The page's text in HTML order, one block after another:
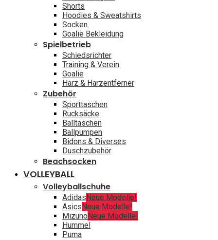
Shorts
Hoodies & Sweatshirts
Socken
Goalie Bekleidung
Spielbetrieb
Schiedsrichter
Training & Verein
Goalie
Harz & Harzentferner
Zubehör
Sporttaschen
Rucksäcke
Balltaschen
Ballpumpen
Bidons & Diverses
Duschzubehör
Beachsocken
VOLLEYBALL
Volleyballschuhe
AdidasNeue Modelle!
AsicsNeue Modelle!
MizunoNeue Modelle!
Hummel
Puma